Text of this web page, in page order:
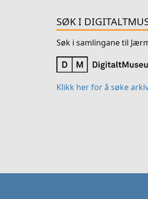
SØK I
Søk i samlingane til
Klikk her for å søke